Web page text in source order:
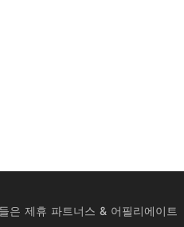
제휴 파트너스 & 어필리에이트